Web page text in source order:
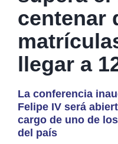
centenar
llegar a
La conferencia
Felipe IV será
cargo de uno de
del país